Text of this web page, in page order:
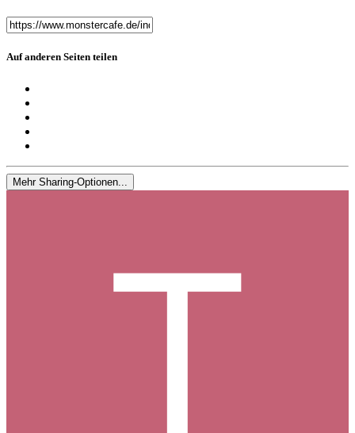
Auf anderen Seiten teilen
Mehr Sharing-Optionen...